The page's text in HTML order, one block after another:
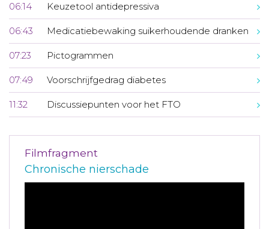
06:14 Keuzetool antidepressiva
06:43 Medicatiebewaking suikerhoudende dranken
07:23 Pictogrammen
07:49 Voorschrijfgedrag diabetes
11:32 Discussiepunten voor het FTO
Filmfragment
Chronische nierschade